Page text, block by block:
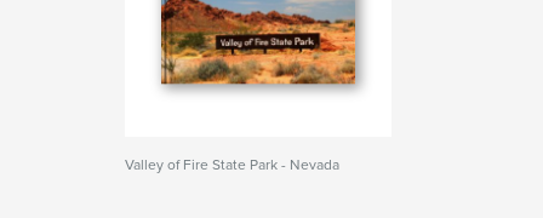
Valley of Fire State Park - Nevada